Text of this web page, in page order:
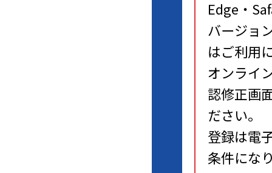
Edge・
バージョ
はご利用
オンライ
認修正画
ださい。
登録は電
条件にな